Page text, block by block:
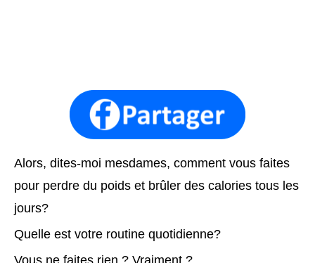
Alors, dites-moi mesdames, comment vous faites
pour perdre du poids et brûler des calories tous les
jours?
Quelle est votre routine quotidienne?
Vous ne faites rien ? Vraiment ?